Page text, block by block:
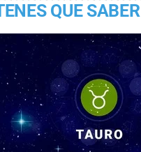
QUE SABER